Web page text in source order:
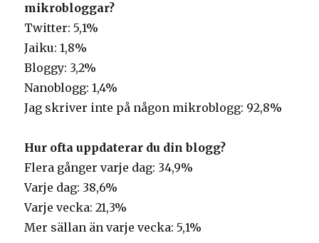
mikrobloggar?
Twitter: 5,1%
Jaiku: 1,8%
Bloggy: 3,2%
Nanoblogg: 1,4%
Jag skriver inte på någon mikroblogg: 92,8%
Hur ofta uppdaterar du din blogg?
Flera gånger varje dag: 34,9%
Varje dag: 38,6%
Varje vecka: 21,3%
Mer sällan än varje vecka: 5,1%